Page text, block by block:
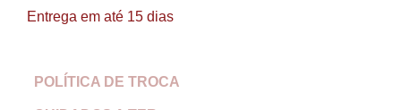
Entrega em até 15 dias
POLÍTICA DE TROCA